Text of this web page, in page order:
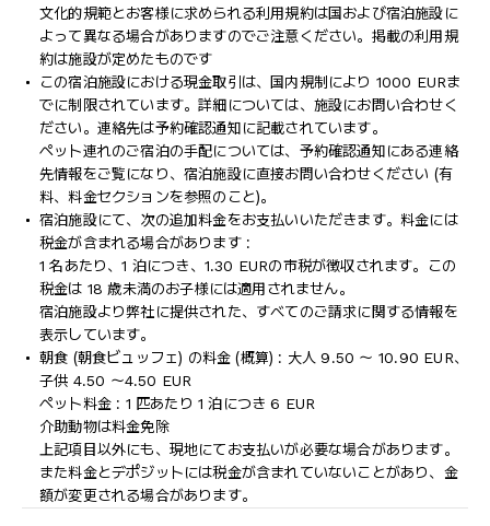
文化的規範とお客様に求められる利用規約は国および宿泊施設に
よって異なる場合がありますのでご注意ください。掲載の利用規
約は施設が定めたものです
この宿泊施設における現金取引は、国内規制により 1000 EURま
でに制限されています。詳細については、施設にお問い合わせく
ださい。連絡先は予約確認通知に記載されています。
ペット連れのご宿泊の手配については、予約確認通知にある連絡
先情報をご覧になり、宿泊施設に直接お問い合わせください (有
料、料金セクションを参照のこと)。
宿泊施設にて、次の追加料金をお支払いいただきます。料金には
税金が含まれる場合があります :
1 名あたり、1 泊につき、1.30 EURの市税が徴収されます。この
税金は 18 歳未満のお子様には適用されません。
宿泊施設より弊社に提供された、すべてのご請求に関する情報を
表示しています。
朝食 (朝食ビュッフェ) の料金 (概算) : 大人 9.50 ～ 10.90 EUR、
子供 4.50 ～4.50 EUR
ペット料金 : 1 匹あたり 1 泊につき 6 EUR
介助動物は料金免除
上記項目以外にも、現地にてお支払いが必要な場合があります。
また料金とデポジットには税金が含まれていないことがあり、金
額が変更される場合があります。